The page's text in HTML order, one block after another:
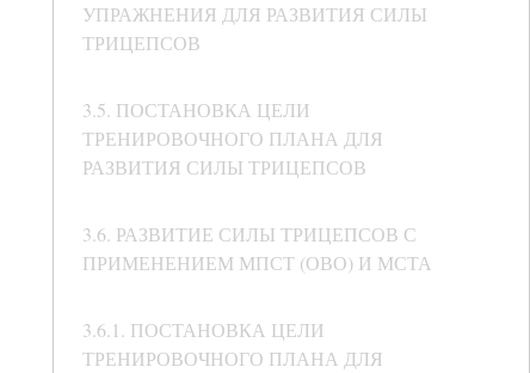
УПРАЖНЕНИЯ ДЛЯ РАЗВИТИЯ СИЛЫ
ТРИЦЕПСОВ
3.5. ПОСТАНОВКА ЦЕЛИ
ТРЕНИРОВОЧНОГО ПЛАНА ДЛЯ
РАЗВИТИЯ СИЛЫ ТРИЦЕПСОВ
3.6. РАЗВИТИЕ СИЛЫ ТРИЦЕПСОВ С
ПРИМЕНЕНИЕМ МПСТ (ОВО) И МСТА
3.6.1. ПОСТАНОВКА ЦЕЛИ
ТРЕНИРОВОЧНОГО ПЛАНА ДЛЯ